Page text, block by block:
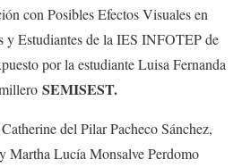
con Posibles Efectos Visuales en
y Estudiantes de la IES INFOTEP de
por la estudiante Luisa Fernanda
SEMISEST.
del Pilar Pacheco Sánchez,
Martha Lucía Monsalve Perdomo